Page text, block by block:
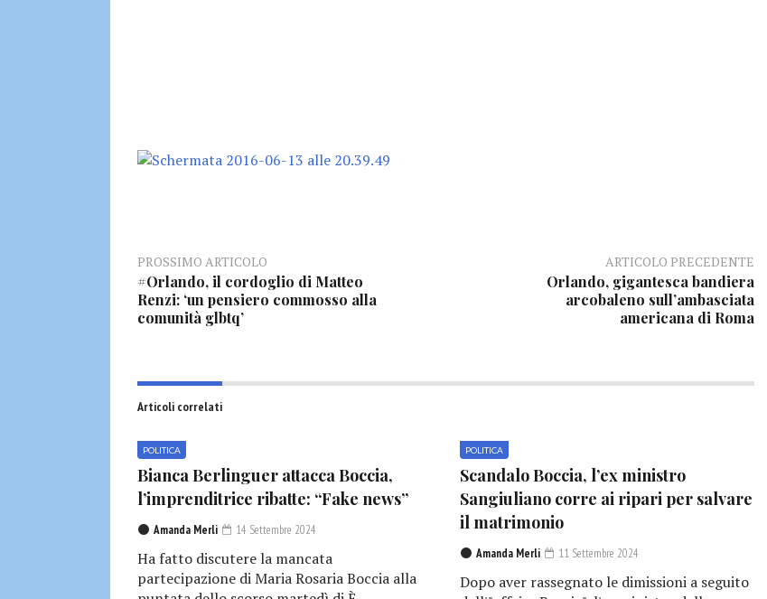
PROSSIMO ARTICOLO
#Orlando, il cordoglio di Matteo
Renzi: ‘un pensiero commosso alla
comunità glbtq’
ARTICOLO PRECEDENTE
Orlando, gigantesca bandiera
arcobaleno sull’ambasciata
americana di Roma
Articoli correlati
POLITICA
Bianca Berlinguer attacca Boccia,
l’imprenditrice ribatte: “Fake news”
Amanda Merli 14 Settembre 2024
Ha fatto discutere la mancata
partecipazione di Maria Rosaria Boccia alla
POLITICA
Scandalo Boccia, l’ex ministro
Sangiuliano corre ai ripari per salvare
il matrimonio
Amanda Merli 11 Settembre 2024
Dopo aver rassegnato le dimissioni a seguito